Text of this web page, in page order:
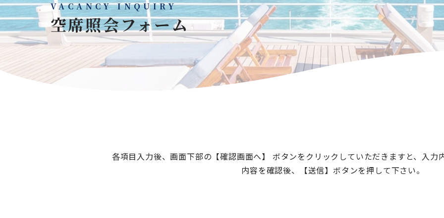
VACANCY INQUIRY
空席照会フォーム
各項目入力後、画面下部の【確認画面へ】 ボタンをクリックしていただきますと、入力
内容を確認後、【送信】ボタンを押して下さい。